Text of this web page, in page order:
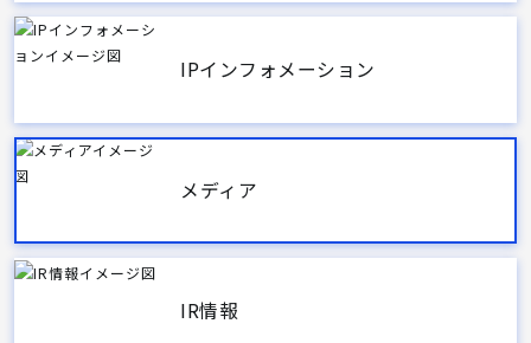
IPインフォメーション
メディア
IR情報